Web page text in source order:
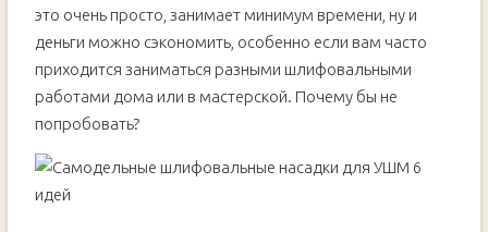
это очень просто, занимает минимум времени, ну и
деньги можно сэкономить, особенно если вам часто
приходится заниматься разными шлифовальными
работами дома или в мастерской. Почему бы не
попробовать?